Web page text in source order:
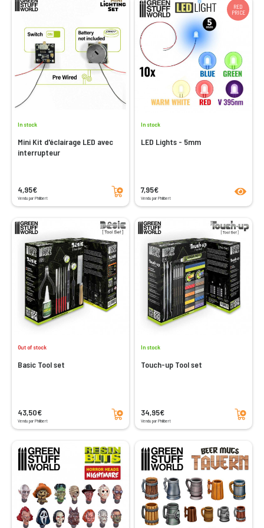
In stock
Mini Kit d'éclairage LED avec
interrupteur
4,95€
Vendu par Philibert
Add to cart
RED
PRICE
In stock
LED Lights - 5mm
7,95€
Vendu par Philibert
Out of stock
Basic Tool set
43,50€
Vendu par Philibert
Add to cart
In stock
Touch-up Tool set
34,95€
Vendu par Philibert
Add to cart